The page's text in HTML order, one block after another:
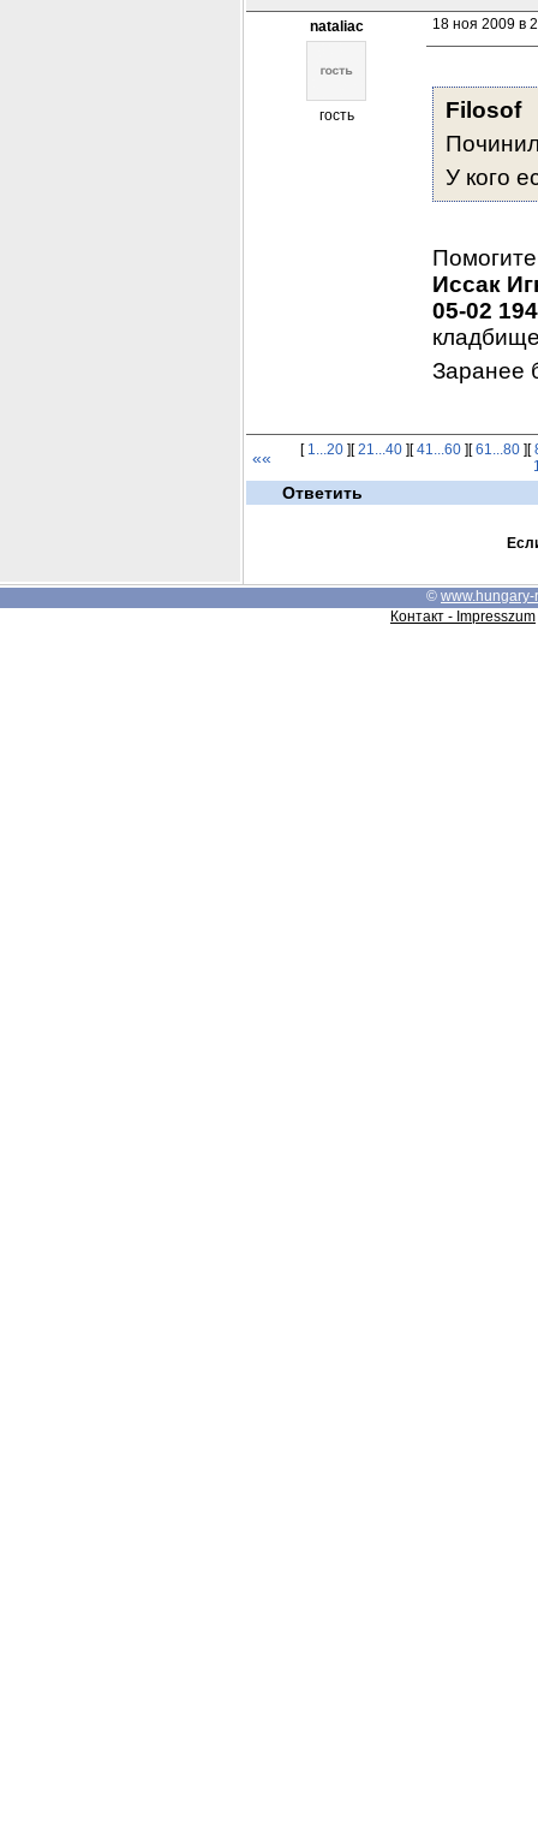
nataliac
гость
18 ноя 2009 в
Filosof
У кого
Иссак
05-02
Заранее
«« [ 1...20][21...40][41...60][61...80][
Ответить
© www.hungary-
Контакт - Impresszum